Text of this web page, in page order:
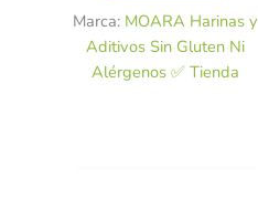
Marca: MOARA Harinas y
Aditivos Sin Gluten Ni
Alérgenos ✅ Tienda